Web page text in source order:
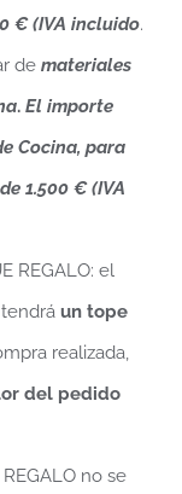
€ (IVA incluido.
de materiales
. El importe
Cocina, para
1.500 € (IVA
REGALO: el
un tope
realizada,
del pedido
no se